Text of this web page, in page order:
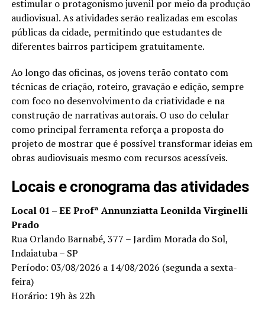
estimular o protagonismo juvenil por meio da produção
audiovisual. As atividades serão realizadas em escolas
públicas da cidade, permitindo que estudantes de
diferentes bairros participem gratuitamente.
Ao longo das oficinas, os jovens terão contato com
técnicas de criação, roteiro, gravação e edição, sempre
com foco no desenvolvimento da criatividade e na
construção de narrativas autorais. O uso do celular
como principal ferramenta reforça a proposta do
projeto de mostrar que é possível transformar ideias em
obras audiovisuais mesmo com recursos acessíveis.
Locais e cronograma das atividades
Local 01 – EE Profª Annunziatta Leonilda Virginelli
Prado
Rua Orlando Barnabé, 377 – Jardim Morada do Sol,
Indaiatuba – SP
Período: 03/08/2026 a 14/08/2026 (segunda a sexta-
feira)
Horário: 19h às 22h